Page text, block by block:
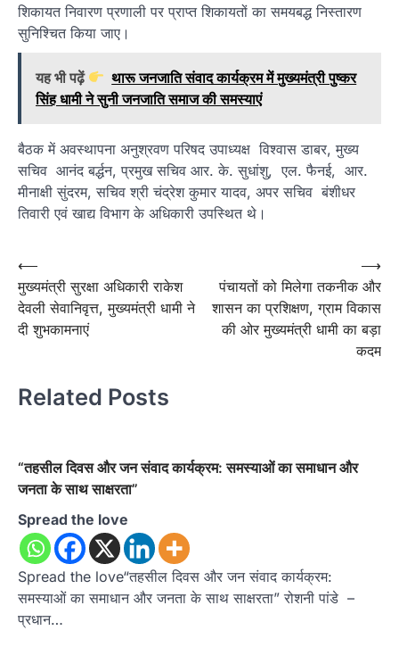
शिकायत निवारण प्रणाली पर प्राप्त शिकायतों का समयबद्ध निस्तारण
सुनिश्चित किया जाए।
यह भी पढ़ें
थारू जनजाति संवाद कार्यक्रम में मुख्यमंत्री पुष्कर
सिंह धामी ने सुनी जनजाति समाज की समस्याएं
बैठक में अवस्थापना अनुश्रवण परिषद उपाध्यक्ष विश्वास डाबर, मुख्य
सचिव आनंद बर्द्धन, प्रमुख सचिव आर. के. सुधांशु, एल. फैनई, आर.
मीनाक्षी सुंदरम, सचिव श्री चंद्रेश कुमार यादव, अपर सचिव बंशीधर
तिवारी एवं खाद्य विभाग के अधिकारी उपस्थित थे।
Post
navigation
⟵
मुख्यमंत्री सुरक्षा अधिकारी राकेश
देवली सेवानिवृत्त, मुख्यमंत्री धामी ने
दी शुभकामनाएं
पंचायतों को मिलेगा तकनीक और
शासन का प्रशिक्षण, ग्राम विकास
की ओर मुख्यमंत्री धामी का बड़ा
कदम
⟶
Related Posts
“तहसील दिवस और जन संवाद कार्यक्रम: समस्याओं का समाधान और
जनता के साथ साक्षरता”
Spread the love
Spread the love“तहसील दिवस और जन संवाद कार्यक्रम:
समस्याओं का समाधान और जनता के साथ साक्षरता” रोशनी पांडे –
प्रधान…